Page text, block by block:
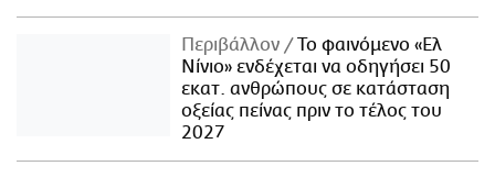
Περιβάλλον
Το φαινόμενο «Ελ
Νίνιο» ενδέχεται να οδηγήσει 50
εκατ. ανθρώπους σε κατάσταση
οξείας πείνας πριν το τέλος του
2027